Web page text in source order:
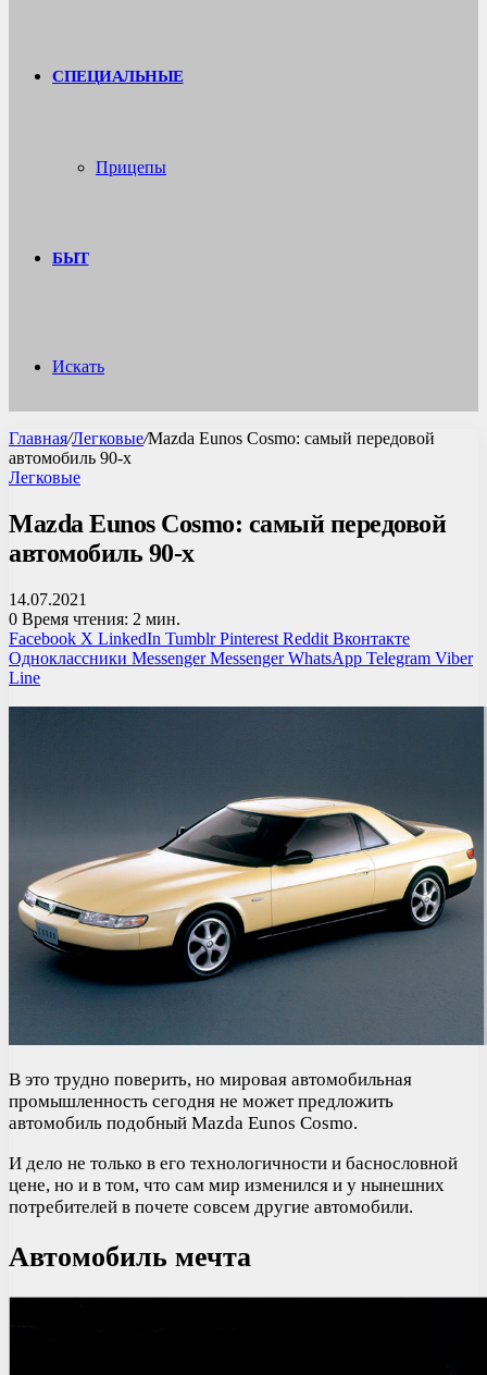
СПЕЦИАЛЬНЫЕ
Прицепы
БЫТ
Искать
Главная/Легковые/Mazda Eunos Cosmo: самый передовой
автомобиль 90-х
Легковые
Mazda Eunos Cosmo: самый передовой
автомобиль 90-х
14.07.2021
0 Время чтения: 2 мин.
Facebook X LinkedIn Tumblr Pinterest Reddit Вконтакте
Одноклассники Messenger Messenger WhatsApp Telegram Viber
Line
В это трудно поверить, но мировая автомобильная
промышленность сегодня не может предложить
автомобиль подобный Mazda Eunos Cosmo.
И дело не только в его технологичности и баснословной
цене, но и в том, что сам мир изменился и у нынешних
потребителей в почете совсем другие автомобили.
Автомобиль мечта